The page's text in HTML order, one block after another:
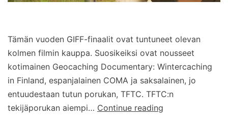
Tämän vuoden GIFF-finaalit ovat tuntuneet olevan
kolmen filmin kauppa. Suosikeiksi ovat nousseet
kotimainen Geocaching Documentary: Wintercaching
in Finland, espanjalainen COMA ja saksalainen, jo
entuudestaan tutun porukan, TFTC. TFTC:n
tekijäporukan aiempi… Continue reading